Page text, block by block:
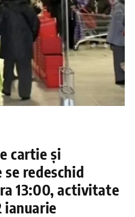
cartie și
redeschid
13:00, activitate
ianuarie